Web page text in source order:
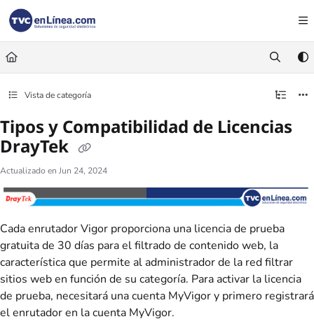
Documentation Index
Fetch the complete documentation index at:
Use this file to discover all available pages before exploring further.
Vista de categoría
Tipos y Compatibilidad de Licencias
DrayTek
Actualizado en Jun 24, 2024
Cada enrutador Vigor proporciona una licencia de prueba
gratuita de 30 días para el filtrado de contenido web, la
característica que permite al administrador de la red filtrar
sitios web en función de su categoría. Para activar la licencia
de prueba, necesitará una cuenta MyVigor y primero registrará
el enrutador en la cuenta MyVigor.